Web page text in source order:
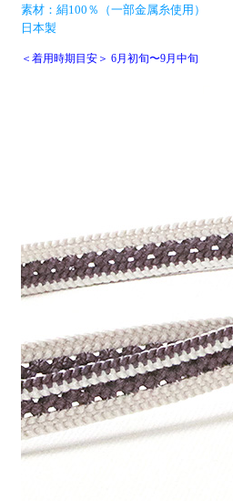
素材：絹100％（一部金属糸使用）
日本製
＜着用時期目安＞ 6月初旬〜9月中旬